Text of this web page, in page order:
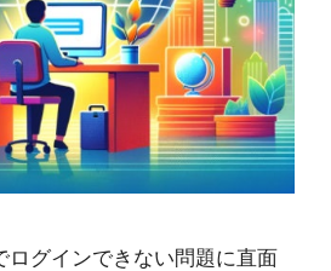
ログインできない問題に直面